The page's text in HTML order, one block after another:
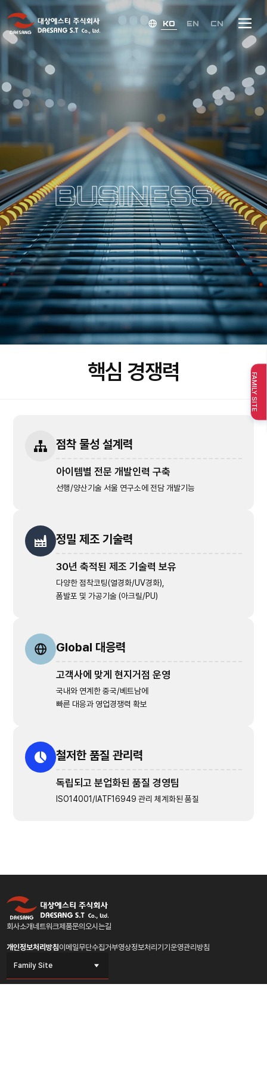
KO EN CN
FAMILY SITE
BUSINESS
핵심 경쟁력
점착 물성 설계력
아이템별 전문 개발인력 구축
선행/양산기술 서울 연구소에 전담 개발기능
정밀 제조 기술력
30년 축적된 제조 기술력 보유
다양한 점착코팅(열경화/UV경화),
폼발포 및 가공기술 (아크릴/PU)
Global 대응력
고객사에 맞게 현지거점 운영
국내와 연계한 중국/베트남에
빠른 대응과 영업경쟁력 확보
철저한 품질 관리력
독립되고 분업화된 품질 경영팀
ISO14001/IATF16949 관리 체계화된 품질
회사소개네트워크제품문의오시는길
개인정보처리방침이메일무단수집거부영상정보처리기기운영관리방침
Family Site